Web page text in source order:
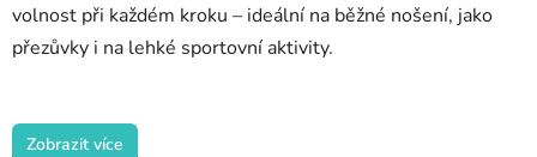
volnost při každém kroku – ideální na běžné nošení, jako
přezůvky i na lehké sportovní aktivity.
Zobrazit více